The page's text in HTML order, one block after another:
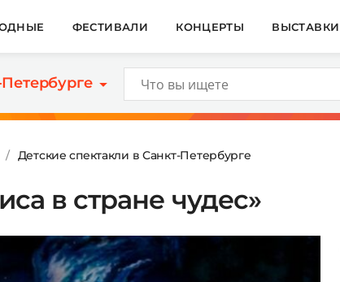
ФЕСТИВАЛИ КОНЦЕРТЫ ВЫСТАВКИ
Детские спектакли в Санкт-Петербурге
в стране чудес»